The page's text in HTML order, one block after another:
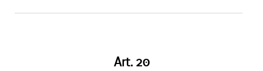
Art. 20